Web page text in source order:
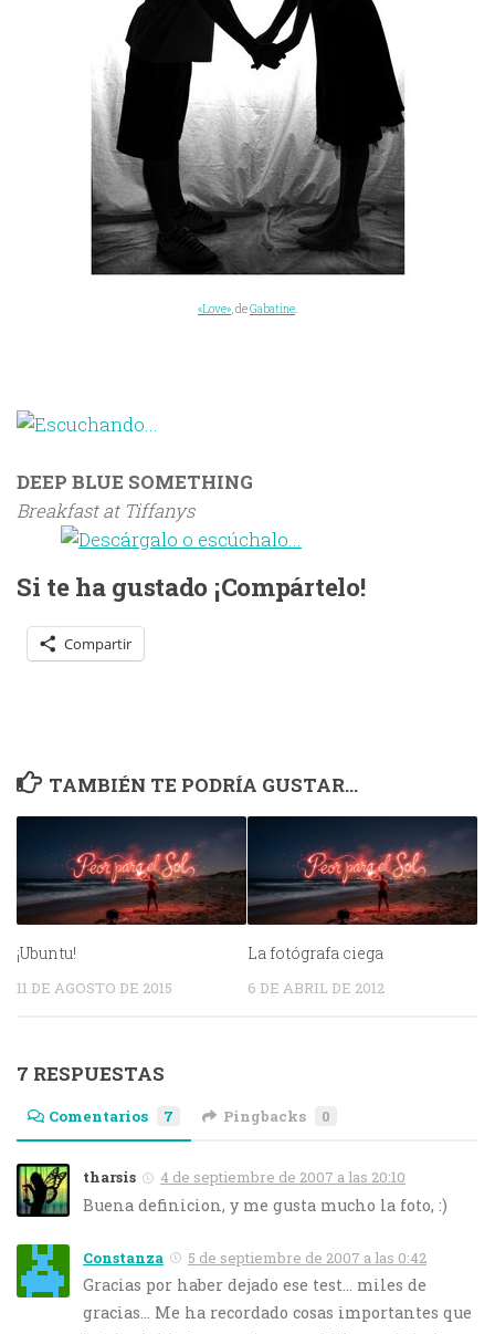
«Love», deGabatine.
DEEP BLUE SOMETHING
Breakfast at Tiffanys
Si te ha gustado ¡Compártelo!
Compartir
TAMBIÉN TE PODRÍA GUSTAR...
¡Ubuntu!
11 DE AGOSTO DE 2015
La fotógrafa ciega
6 DE ABRIL DE 2012
7 RESPUESTAS
Comentarios 7 Pingbacks 0
tharsis 4 de septiembre de 2007 a las 20:10
Buena definicion, y me gusta mucho la foto, :)
Constanza 5 de septiembre de 2007 a las 0:42
Gracias por haber dejado ese test… miles de
gracias… Me ha recordado cosas importantes que